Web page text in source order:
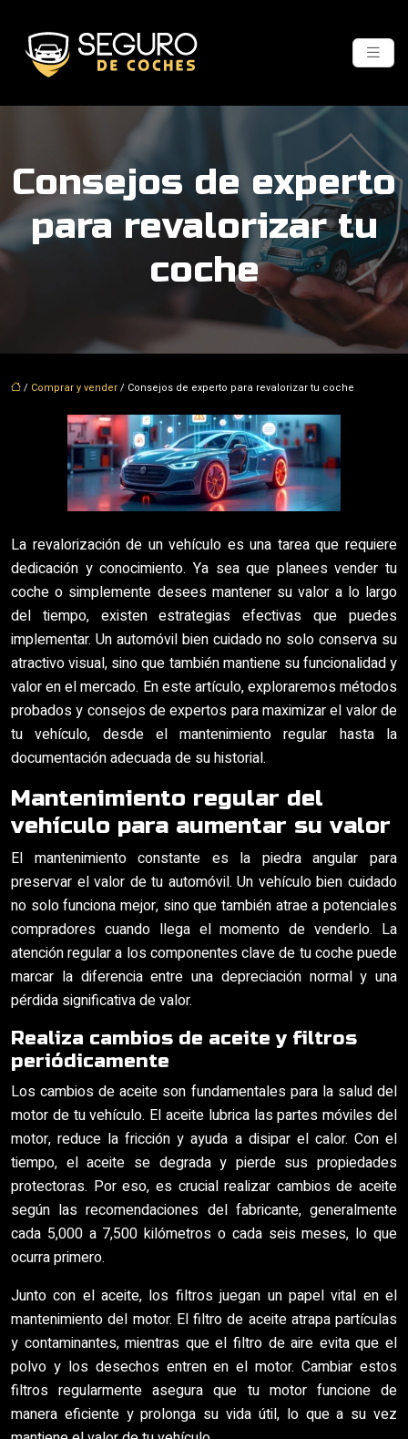
Consejos de experto
para revalorizar tu
coche
/ Comprar y vender/ Consejos de experto para revalorizar tu coche
La revalorización de un vehículo es una tarea que requiere
dedicación y conocimiento. Ya sea que planees vender tu
coche o simplemente desees mantener su valor a lo largo
del tiempo, existen estrategias efectivas que puedes
implementar. Un automóvil bien cuidado no solo conserva su
atractivo visual, sino que también mantiene su funcionalidad y
valor en el mercado. En este artículo, exploraremos métodos
probados y consejos de expertos para maximizar el valor de
tu vehículo, desde el mantenimiento regular hasta la
documentación adecuada de su historial.
Mantenimiento regular del
vehículo para aumentar su valor
El mantenimiento constante es la piedra angular para
preservar el valor de tu automóvil. Un vehículo bien cuidado
no solo funciona mejor, sino que también atrae a potenciales
compradores cuando llega el momento de venderlo. La
atención regular a los componentes clave de tu coche puede
marcar la diferencia entre una depreciación normal y una
pérdida significativa de valor.
Realiza cambios de aceite y filtros
periódicamente
Los cambios de aceite son fundamentales para la salud del
motor de tu vehículo. El aceite lubrica las partes móviles del
motor, reduce la fricción y ayuda a disipar el calor. Con el
tiempo, el aceite se degrada y pierde sus propiedades
protectoras. Por eso, es crucial realizar cambios de aceite
según las recomendaciones del fabricante, generalmente
cada 5,000 a 7,500 kilómetros o cada seis meses, lo que
ocurra primero.
Junto con el aceite, los filtros juegan un papel vital en el
mantenimiento del motor. El filtro de aceite atrapa partículas
y contaminantes, mientras que el filtro de aire evita que el
polvo y los desechos entren en el motor. Cambiar estos
filtros regularmente asegura que tu motor funcione de
manera eficiente y prolonga su vida útil, lo que a su vez